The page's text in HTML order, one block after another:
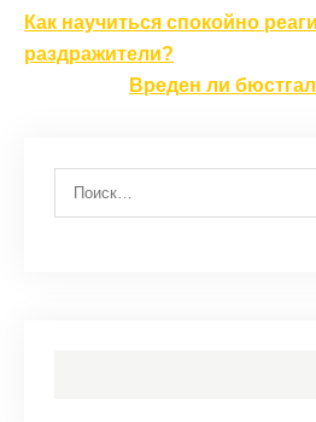
Навигация
по
записям
Как научиться спокойно
раздражители?
Вреден ли